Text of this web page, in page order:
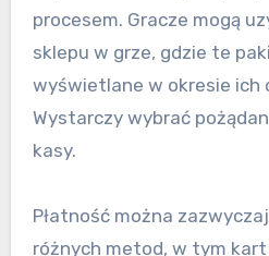
procesem. Gracze mogą
sklepu w grze, gdzie te
wyświetlane w okresie ich
Wystarczy wybrać
kasy.
Płatność można
różnych metod, w tym